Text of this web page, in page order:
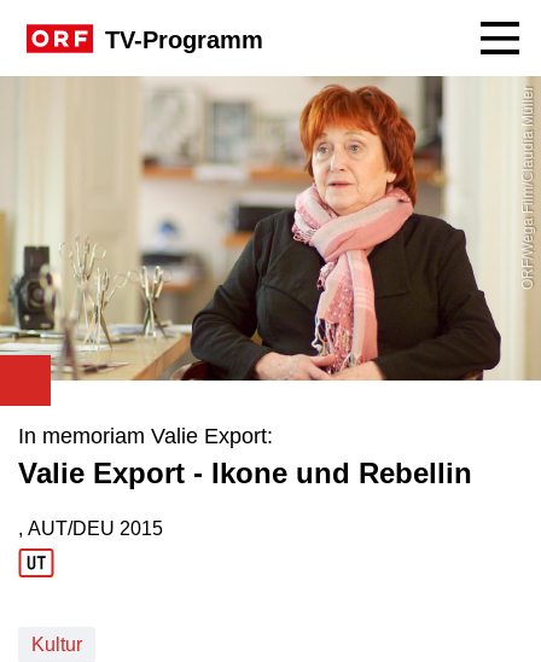
TV-Programm
ORF/Wega Film/Claudia Müller
In memoriam Valie Export:
Valie Export - Ikone und Rebellin
Produktionsland: AUT/DEU
, AUT/DEU
Produktionsjahr: 2015
2015
Kultur